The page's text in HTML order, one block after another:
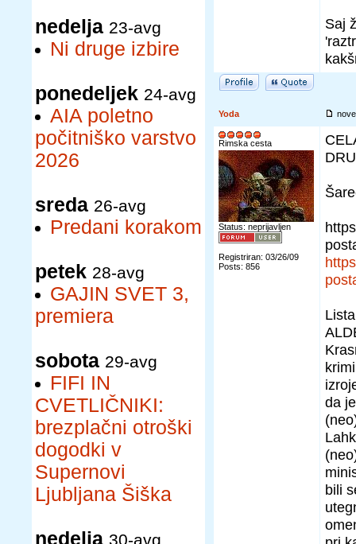
nedelja 23-avg
Ni druge izbire
ponedeljek 24-avg
AIA poletno
počitniško varstvo
2026
sreda 26-avg
Predani korakom
petek 28-avg
GAJIN SVET 3,
premiera
sobota 29-avg
FIFI IN
CVETLIČNIKI:
brezplačni otroški
dogodki v
Supernovi
Ljubljana Šiška
nedelja 30-avg
Saj
Yoda
Rimska cesta
Status: neprijavljen
Registriran: 03/26/09
Posts: 856
da
bili